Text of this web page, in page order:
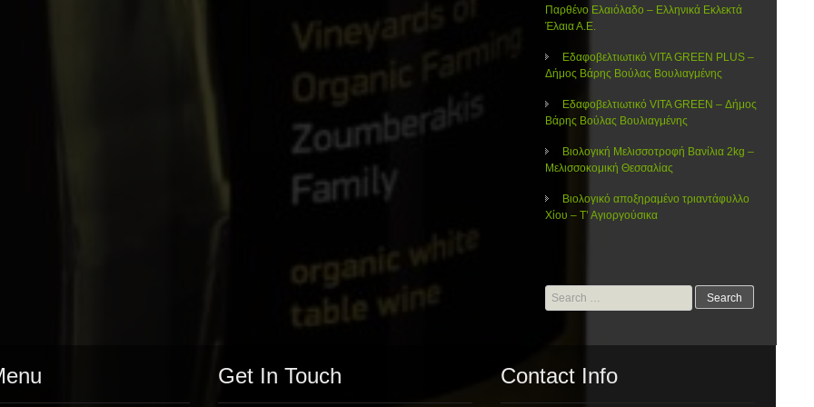
Παρθένο Ελαιόλαδο – Ελληνικά Εκλεκτά
Έλαια Α.Ε.
Εδαφοβελτιωτικό VITA GREEN PLUS –
Δήμος Βάρης Βούλας Βουλιαγμένης
Εδαφοβελτιωτικό VITA GREEN – Δήμος
Βάρης Βούλας Βουλιαγμένης
Βιολογική Μελισσοτροφή Βανίλια 2kg –
Μελισσοκομική Θεσσαλίας
Βιολογικό αποξηραμένο τριαντάφυλλο
Χίου – Τ’ Αγιοργούσικα
Search
for:
Get In Touch Contact Info